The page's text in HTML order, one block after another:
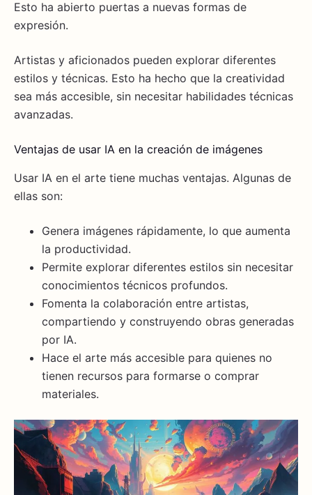
Esto ha abierto puertas a nuevas formas de
expresión.
Artistas y aficionados pueden explorar diferentes
estilos y técnicas. Esto ha hecho que la creatividad
sea más accesible, sin necesitar habilidades técnicas
avanzadas.
Ventajas de usar IA en la creación de imágenes
Usar IA en el arte tiene muchas ventajas. Algunas de
ellas son:
Genera imágenes rápidamente, lo que aumenta
la productividad.
Permite explorar diferentes estilos sin necesitar
conocimientos técnicos profundos.
Fomenta la colaboración entre artistas,
compartiendo y construyendo obras generadas
por IA.
Hace el arte más accesible para quienes no
tienen recursos para formarse o comprar
materiales.